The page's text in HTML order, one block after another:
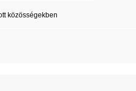
közösségekben